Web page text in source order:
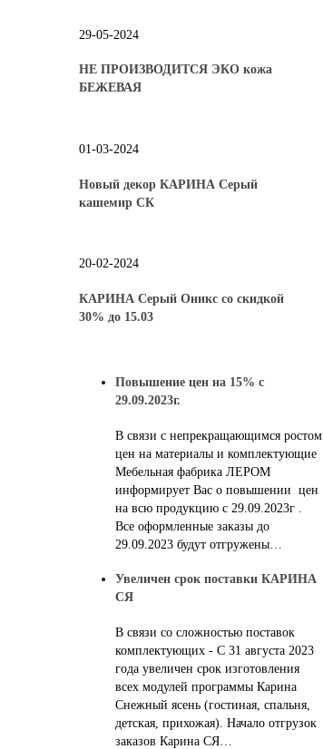
29-05-2024
НЕ ПРОИЗВОДИТСЯ ЭКО кожа
БЕЖЕВАЯ
01-03-2024
Новый декор КАРИНА Серый
кашемир СК
20-02-2024
КАРИНА Серый Оникс со скидкой
30% до 15.03
Повышение цен на 15% с
29.09.2023г.
В связи с непрекращающимся ростом
цен на материалы и комплектующие
Мебельная фабрика ЛЕРОМ
информирует Вас о повышении цен
на всю продукцию с 29.09.2023г .
Все оформленные заказы до
29.09.2023 будут отгружены…
Увеличен срок поставки КАРИНА
СЯ
В связи со сложностью поставок
комплектующих - С 31 августа 2023
года увеличен срок изготовления
всех модулей программы Карина
Снежный ясень (гостиная, спальня,
детская, прихожая). Начало отгрузок
заказов Карина СЯ…